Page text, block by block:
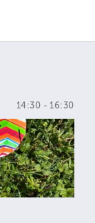
14:30 - 16:30